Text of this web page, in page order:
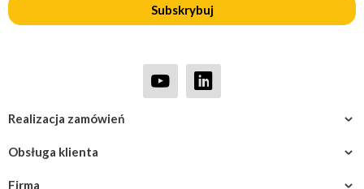
Firma
Obsługa klienta
Realizacja zamówień
Subskrybuj